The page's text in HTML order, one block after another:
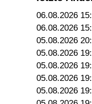
06.08.2026
06.08.2026
05.08.2026
05.08.2026
05.08.2026
05.08.2026
05.08.2026